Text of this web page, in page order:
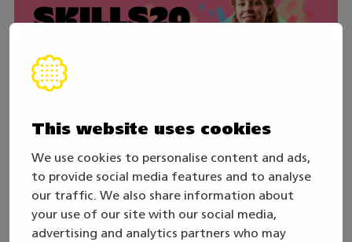
This website uses cookies
We use cookies to personalise content and ads,
to provide social media features and to analyse
our traffic. We also share information about
your use of our site with our social media,
advertising and analytics partners who may
Skills Games 2027-året inleds – följ den
direktsända öppningssändningen